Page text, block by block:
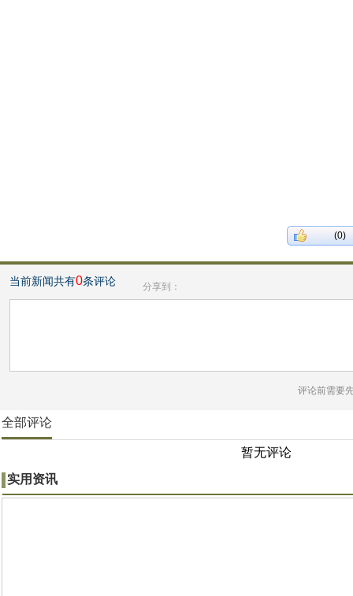
(0)
当前新闻共有0条评论 分享到：
评论前需要
全部评论
暂无评论
实用资讯